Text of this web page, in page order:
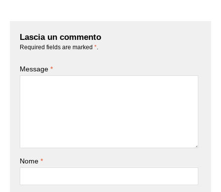
Lascia un commento
Required fields are marked *
Message *
Nome *